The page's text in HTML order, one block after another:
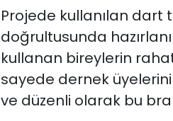
Projede kullanılan dart
doğrultusunda
kullanan bireylerin
sayede dernek
ve düzenli olarak bu